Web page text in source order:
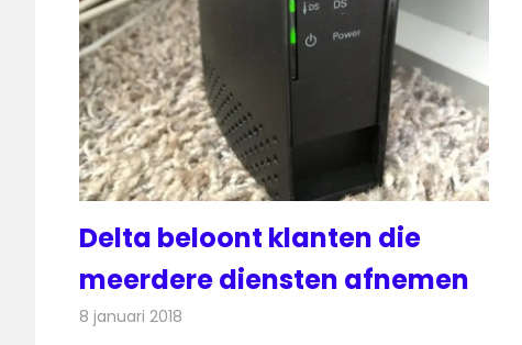
Delta beloont klanten die
meerdere diensten afnemen
8 januari 2018